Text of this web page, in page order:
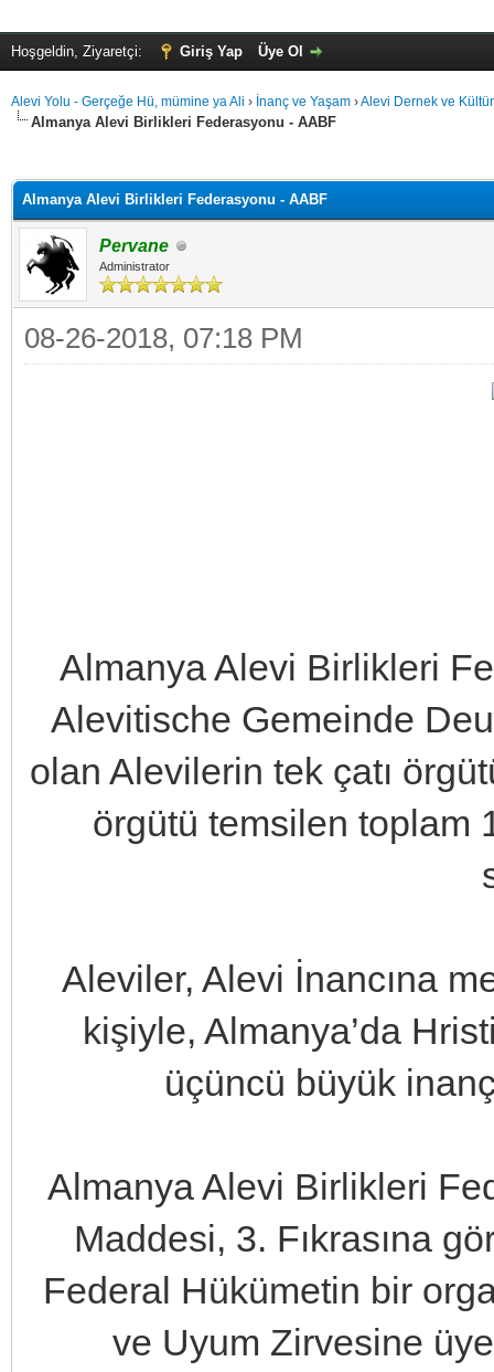
Hoşgeldin, Ziyaretçi: Giriş Yap Üye Ol
Alevi Yolu - Gerçeğe Hü, mümine ya Ali › İnanç ve Yaşam ›Alevi Dernek ve
Almanya Alevi Birlikleri Federasyonu - AABF
Almanya Alevi Birlikleri Federasyonu - AABF
Pervane
Administrator
08-26-2018, 07:18 PM
Almanya Alevi Birlikleri
Alevitische Gemeinde
olan Alevilerin tek çatı
örgütü temsilen toplam
Aleviler, Alevi İnancına
kişiyle, Almanya’da
üçüncü büyük
Almanya Alevi Birlikleri
Maddesi, 3. Fıkrasına
Federal Hükümetin bir
ve Uyum Zirvesine